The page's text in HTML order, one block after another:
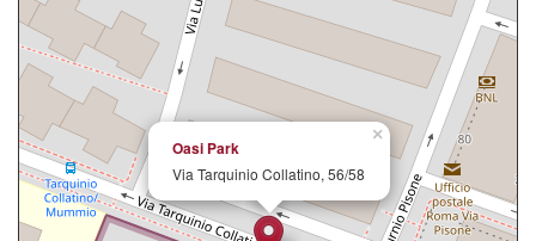
×
Oasi Park
Via Tarquinio Collatino, 56/58